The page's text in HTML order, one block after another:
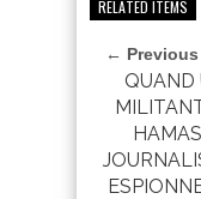
RELATED ITEMS
←
QUAND